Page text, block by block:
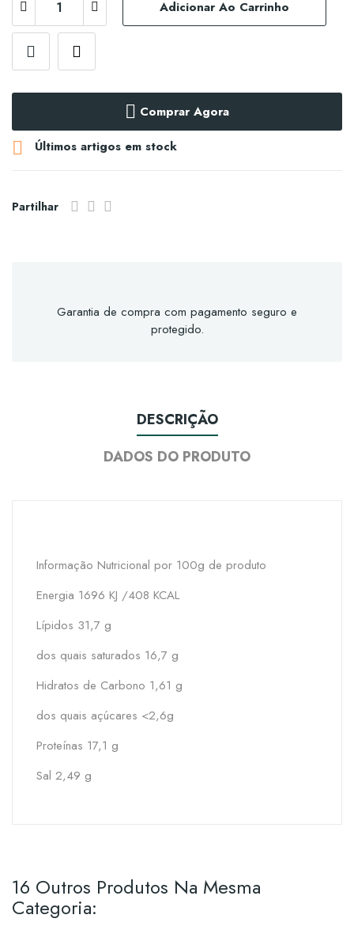
Adicionar Ao Carrinho
Comprar Agora
 Últimos artigos em stock
Partilhar
Garantia de compra com pagamento seguro e
protegido.
DESCRIÇÃO
DADOS DO PRODUTO
Informação Nutricional por 100g de produto
Energia 1696 KJ /408 KCAL
Lípidos 31,7 g
dos quais saturados 16,7 g
Hidratos de Carbono 1,61 g
dos quais açúcares <2,6g
Proteínas 17,1 g
Sal 2,49 g
16 Outros Produtos Na Mesma
Categoria: